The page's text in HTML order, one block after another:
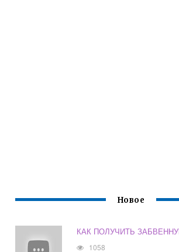
Новое
КАК ПОЛУЧИТЬ
1058